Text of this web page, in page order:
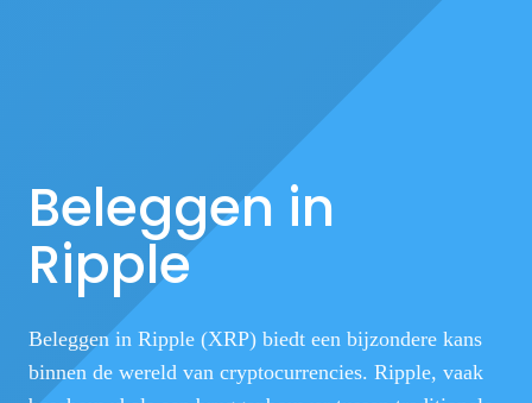
Beleggen in
Ripple
Beleggen in Ripple (XRP) biedt een bijzondere kans
binnen de wereld van cryptocurrencies. Ripple, vaak